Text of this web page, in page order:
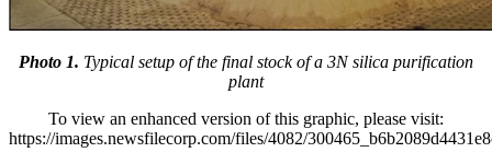
Photo 1. Typical setup of the final stock of a 3N silica purification
plant
To view an enhanced version of this graphic, please visit:
https://images.newsfilecorp.com/files/4082/